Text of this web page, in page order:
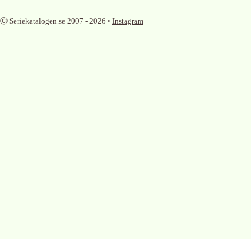
Ⓒ Seriekatalogen.se 2007 - 2026 • Instagram